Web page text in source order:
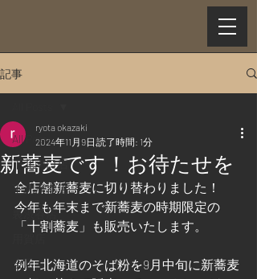
記事
All Posts
下北南口店
下北沢本店
裏渋谷店
全店
新蕎麦です！お待たせを
ryota okazaki
2024年11月9日 読了時間: 1分
全店舗新蕎麦に切り替わりました！
今年も年末まで新蕎麦の時期限定の
「十割蕎麦」も販売いたします。
例年北海道のそば粉を9月中旬に新蕎麦